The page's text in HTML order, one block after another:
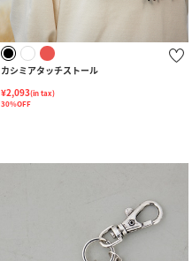
カシミアタッチストール
¥2,093(in tax)
30%OFF